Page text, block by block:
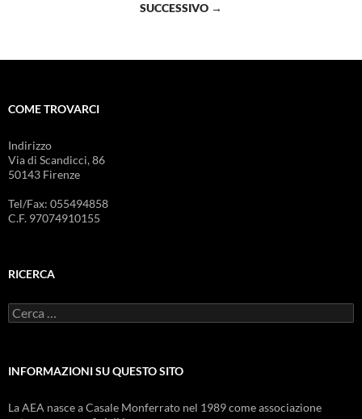
SUCCESSIVO →
COME TROVARCI
Indirizzo
Via di Scandicci, 86
50143 Firenze
Tel/Fax: 055494858
C.F. 97074910155
RICERCA
Ricerca
per:
INFORMAZIONI SU QUESTO SITO
La AEA nasce a Casale Monferrato nel 1989 come associazione